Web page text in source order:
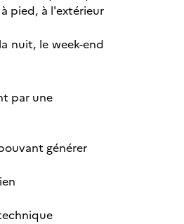
pied, à l'extérieur
nuit, le week-end
par une
générer